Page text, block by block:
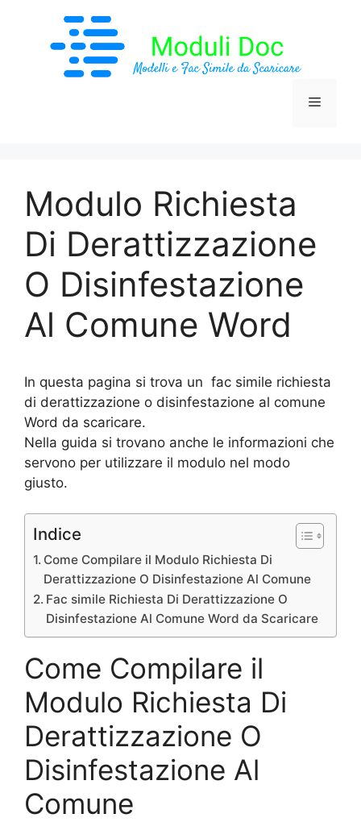
contenuto
Menu
Modulo Richiesta
Di Derattizzazione
O Disinfestazione
Al Comune Word
In questa pagina si trova un fac simile richiesta
di derattizzazione o disinfestazione al comune
Word da scaricare.
Nella guida si trovano anche le informazioni che
servono per utilizzare il modulo nel modo
giusto.
Indice
Come Compilare il Modulo Richiesta Di
Derattizzazione O Disinfestazione Al Comune
Fac simile Richiesta Di Derattizzazione O
Disinfestazione Al Comune Word da Scaricare
Come Compilare il
Modulo Richiesta Di
Derattizzazione O
Disinfestazione Al
Comune